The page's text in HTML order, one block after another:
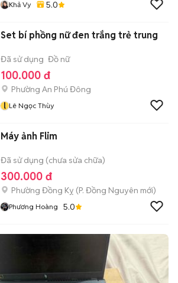
Khả Vy 5.0
Set bí phồng nữ đen trắng trẻ trung
Đã sử dụng Đồ nữ
100.000 đ
Phường An Phú Đông
l Lê Ngọc Thùy
Máy ảnh Flim
Đã sử dụng (chưa sửa chữa)
300.000 đ
Phường Đồng Kỵ (P. Đồng Nguyên mới)
Phương Hoàng 5.0